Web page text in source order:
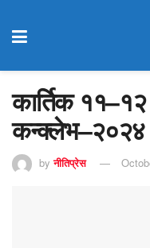
कार्तिक
कन्क्लेभ–२०२४
by नीतिप्रेस